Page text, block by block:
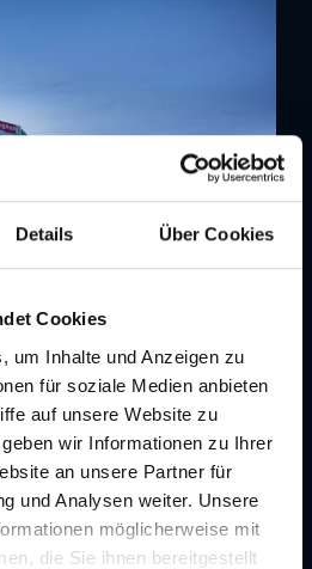
Details Über Cookies
Cookies
um Inhalte und Anzeigen zu
für soziale Medien anbieten
auf unsere Website zu
wir Informationen zu Ihrer
an unsere Partner für
und Analysen weiter. Unsere
möglicherweise mit
die Sie ihnen bereitgestellt